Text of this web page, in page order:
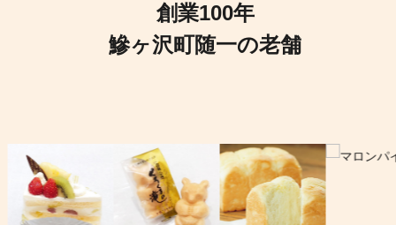
創業100年
鰺ヶ沢町随一の老舗